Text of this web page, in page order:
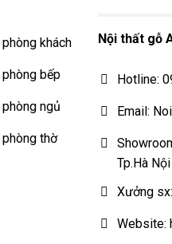
khách
bếp
ngủ
thờ
Nội thất gỗ
Hotline:
Email:
Tp.Hà Nội
Xưởng
Website: